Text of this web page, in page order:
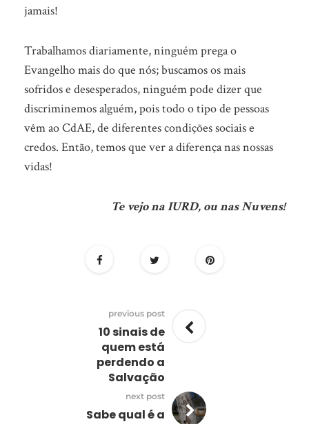
jamais!
Trabalhamos diariamente, ninguém prega o
Evangelho mais do que nós; buscamos os mais
sofridos e desesperados, ninguém pode dizer que
discriminemos alguém, pois todo o tipo de pessoas
vêm ao CdAE, de diferentes condições sociais e
credos. Então, temos que ver a diferença nas nossas
vidas!
Te vejo na IURD, ou nas Nuvens!
previous post
10 sinais de
quem está
perdendo a
Salvação
next post
Sabe qual é a